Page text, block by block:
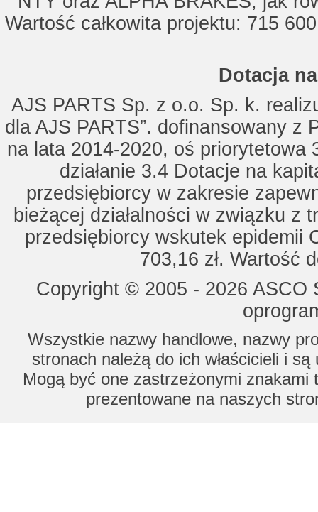
Wartość całkowita projektu: 715
Dotacja
AJS PARTS Sp. z o.o. Sp. k.
dla AJS PARTS”. dofinansowany z
na lata 2014-2020, oś priorytetowa
działanie 3.4 Dotacje na
przedsiębiorcy w zakresie
bieżącej działalności w związku z
przedsiębiorcy wskutek epidemii
703,16 zł. Wartość
Copyright © 2005 - 2026
Wszystkie nazwy handlowe, nazwy
stronach należą do ich właścicieli i
Mogą być one zastrzeżonymi znakami
prezentowane na naszych